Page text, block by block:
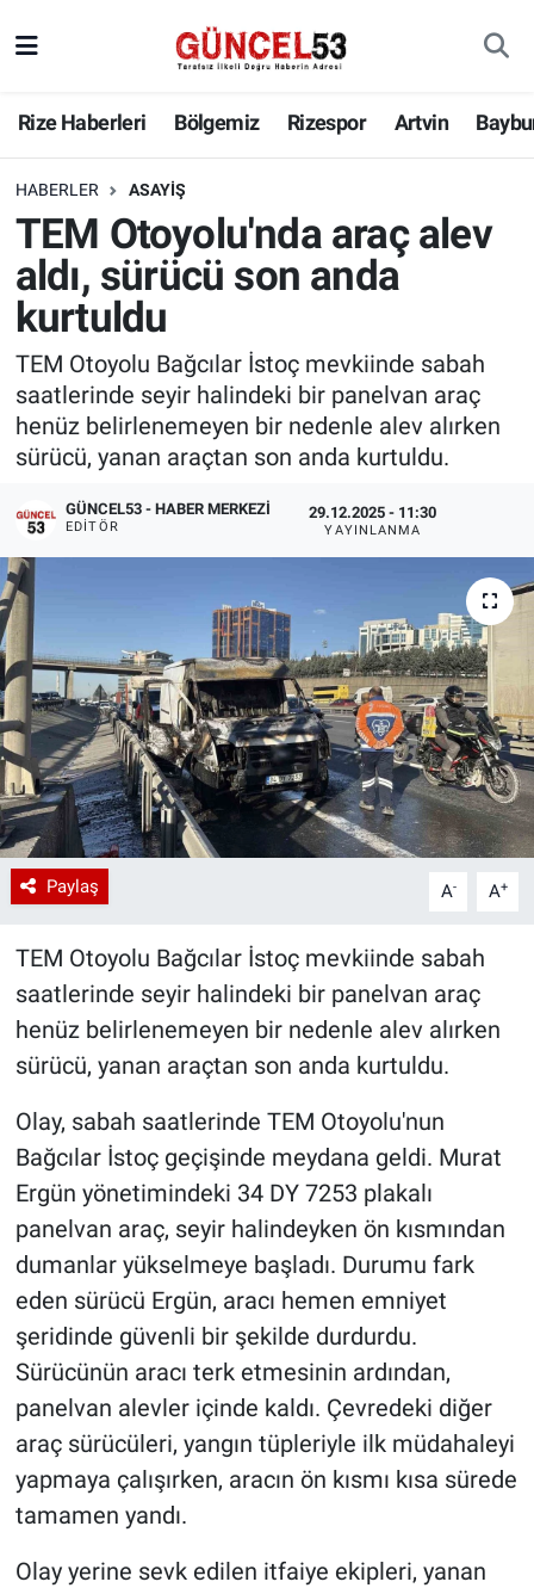
Rize Haberleri Bölgemiz Rizespor Artvin
HABERLER ASAYIŞ
TEM Otoyolu'nda araç alev
aldı, sürücü son anda
kurtuldu
TEM Otoyolu Bağcılar İstoç mevkiinde sabah
saatlerinde seyir halindeki bir panelvan araç
henüz belirlenemeyen bir nedenle alev alırken
sürücü, yanan araçtan son anda kurtuldu.
GÜNCEL53 - HABER MERKEZI
EDITÖR
29.12.2025 - 11:30
YAYINLANMA
Paylaş A- A+
TEM Otoyolu Bağcılar İstoç mevkiinde sabah
saatlerinde seyir halindeki bir panelvan araç
henüz belirlenemeyen bir nedenle alev alırken
sürücü, yanan araçtan son anda kurtuldu.
Olay, sabah saatlerinde TEM Otoyolu'nun
Bağcılar İstoç geçişinde meydana geldi. Murat
Ergün yönetimindeki 34 DY 7253 plakalı
panelvan araç, seyir halindeyken ön kısmından
dumanlar yükselmeye başladı. Durumu fark
eden sürücü Ergün, aracı hemen emniyet
şeridinde güvenli bir şekilde durdurdu.
Sürücünün aracı terk etmesinin ardından,
panelvan alevler içinde kaldı. Çevredeki diğer
araç sürücüleri, yangın tüpleriyle ilk müdahaleyi
yapmaya çalışırken, aracın ön kısmı kısa sürede
tamamen yandı.
Olay yerine sevk edilen itfaiye ekipleri, yanan